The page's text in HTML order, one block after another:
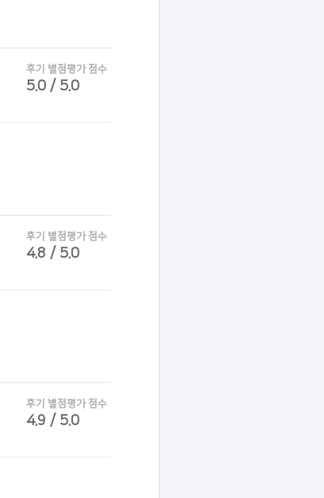
후기 별점평가 점수
5.0 / 5.0
후기 별점평가 점수
4.8 / 5.0
후기 별점평가 점수
4.9 / 5.0